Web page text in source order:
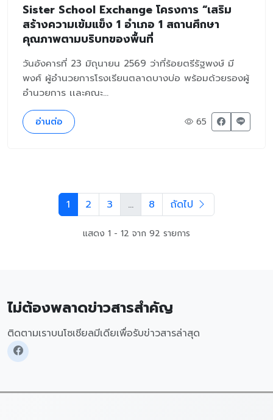
Sister School Exchange โครงการ “เสริม
สร้างความเข้มแข็ง 1 อำเภอ 1 สถานศึกษา
คุณภาพตามบริบทของพื้นที่
วันอังคารที่ 23 มิถุนายน 2569 ว่าที่ร้อยตรีรัฐพงษ์ มี
พงศ์ ผู้อำนวยการโรงเรียนตลาดบางบ่อ พร้อมด้วยรองผู้
อำนวยการ เเละคณะ...
อ่านต่อ 65
1 2 3 ... 8 ถัดไป
แสดง 1 - 12 จาก 92 รายการ
ไม่ต้องพลาดข่าวสารสำคัญ
ติดตามเราบนโซเชียลมีเดียเพื่อรับข่าวสารล่าสุด